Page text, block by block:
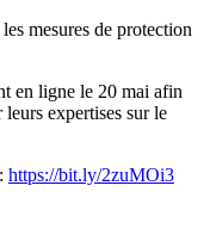
mesures de protection
en ligne le 20 mai afin
leurs expertises sur le
https://bit.ly/2zuMOi3